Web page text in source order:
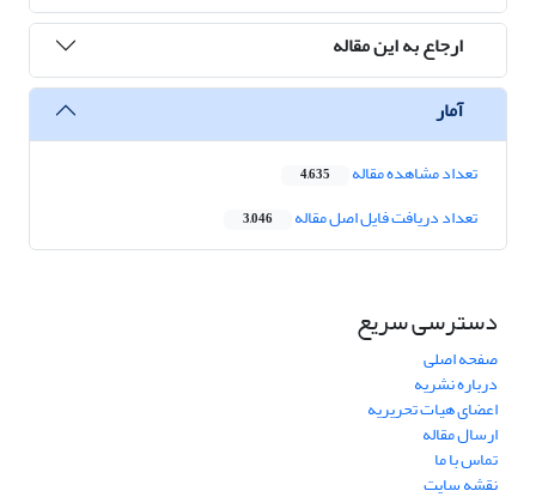
ارجاع به این مقاله
آمار
تعداد مشاهده مقاله 4,635
تعداد دریافت فایل اصل مقاله 3,046
دسترسی سریع
صفحه اصلی
درباره نشریه
اعضای هیات تحریریه
ارسال مقاله
تماس با ما
نقشه سایت